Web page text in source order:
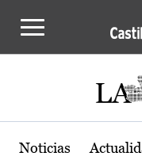
Actualidad
Noticias